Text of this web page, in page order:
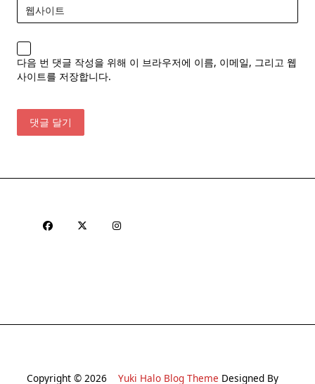
웹사이트
다음 번 댓글 작성을 위해 이 브라우저에 이름, 이메일, 그리고 웹
사이트를 저장합니다.
Copyright © 2026 Yuki Halo Blog Theme Designed By